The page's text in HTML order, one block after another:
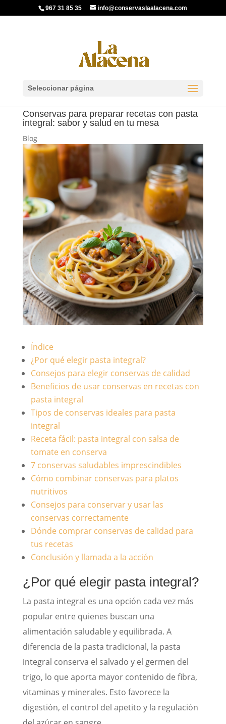
967 31 85 35 info@conservaslaalacena.com
Seleccionar página
Conservas para preparar recetas con pasta
integral: sabor y salud en tu mesa
Blog
Índice
¿Por qué elegir pasta integral?
Consejos para elegir conservas de calidad
Beneficios de usar conservas en recetas con
pasta integral
Tipos de conservas ideales para pasta
integral
Receta fácil: pasta integral con salsa de
tomate en conserva
7 conservas saludables imprescindibles
Cómo combinar conservas para platos
nutritivos
Consejos para conservar y usar las
conservas correctamente
Dónde comprar conservas de calidad para
tus recetas
Conclusión y llamada a la acción
¿Por qué elegir pasta integral?
La pasta integral es una opción cada vez más
popular entre quienes buscan una
alimentación saludable y equilibrada. A
diferencia de la pasta tradicional, la pasta
integral conserva el salvado y el germen del
trigo, lo que aporta mayor contenido de fibra,
vitaminas y minerales. Esto favorece la
digestión, el control del apetito y la regulación